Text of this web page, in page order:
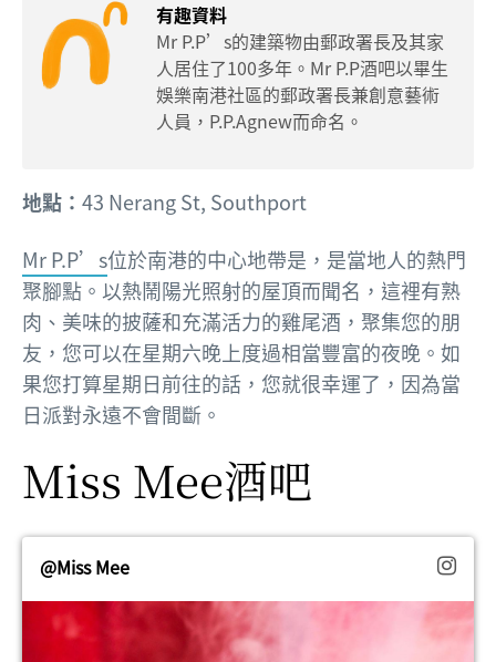
有趣資料
Mr P.P’s的建築物由郵政署長及其家
人居住了100多年。Mr P.P酒吧以畢生
娛樂南港社區的郵政署長兼創意藝術
人員，P.P.Agnew而命名。
地點： 43 Nerang St, Southport
Mr P.P’s位於南港的中心地帶是，是當地人的熱門
聚腳點。以熱鬧陽光照射的屋頂而聞名，這裡有熟
肉、美味的披薩和充滿活力的雞尾酒，聚集您的朋
友，您可以在星期六晚上度過相當豐富的夜晚。如
果您打算星期日前往的話，您就很幸運了，因為當
日派對永遠不會間斷。
Miss Mee酒吧
@Miss Mee